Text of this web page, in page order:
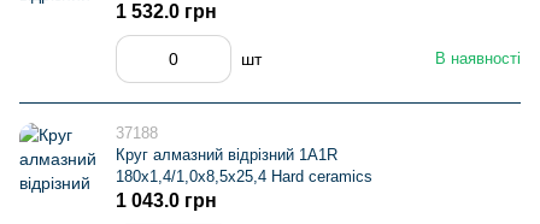
В наявності
1 532.0 грн
шт
37188
Круг алмазний вiдрiзний 1A1R
180x1,4/1,0x8,5x25,4 Hard ceramics
1 043.0 грн